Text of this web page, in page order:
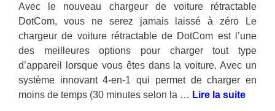
Avec le nouveau chargeur de voiture rétractable
DotCom, vous ne serez jamais laissé à zéro Le
chargeur de voiture rétractable de DotCom est l’une
des meilleures options pour charger tout type
d’appareil lorsque vous êtes dans la voiture. Avec un
système innovant 4-en-1 qui permet de charger en
moins de temps (30 minutes selon la … Lire la suite